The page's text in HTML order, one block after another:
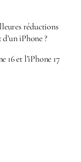
réductions
iPhone ?
16 et l’iPhone 17